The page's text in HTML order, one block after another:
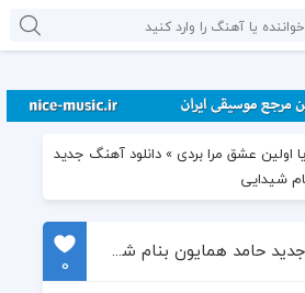
اولین عشق مرا بردی »دانلود آهنگ جدید
شیدایی
دانلود آهنگ جدید حامد همایون بنام شیدایی
0